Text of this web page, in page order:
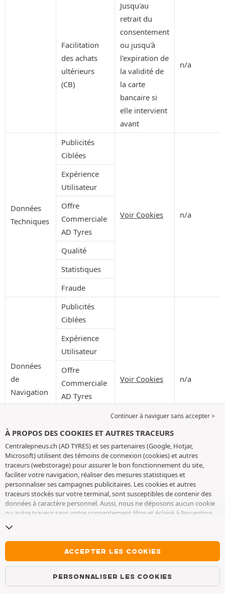
Facilitation
des achats
ultérieurs
(CB)
Jusqu'au
retrait du
consentement
ou jusqu'à
l'expiration de
la validité de
la carte
bancaire si
elle intervient
avant
n/a
Données
Techniques
Publicités
Ciblées
Voir Cookies n/a
Expérience
Utilisateur
Offre
Commerciale
AD Tyres
Qualité
Statistiques
Fraude
Données
de
Navigation
Publicités
Ciblées
Voir Cookies n/a
Expérience
Utilisateur
Offre
Commerciale
AD Tyres
Statistiques
Fraude
*n/asignifie non-applicable.
(1)La conservation en base active consiste en la conservation
de la Donnée concernée dans la base utilisée pour la finalité
Donnée dans des conditions d'accès restreint (i) soit dans une
base d'archive spécifique distincte de la base active, avec des
accès restreints aux seules personnes ayant un intérêt à en
connaître en raison de leur fonction, (ii) soit dans la base
Continuer à naviguer sans accepter >
À PROPOS DES COOKIES ET AUTRES TRACEURS
Centralepneus.ch (AD TYRES) et ses partenaires (Google, Hotjar,
Microsoft) utilisent des témoins de connexion (cookies) et autres
traceurs (webstorage) pour assurer le bon fonctionnement du site,
faciliter votre navigation, réaliser des mesures statistiques et
personnaliser ses campagnes publicitaires. Les cookies et autres
traceurs stockés sur votre terminal, sont susceptibles de contenir des
données à caractère personnel. Aussi, nous ne déposons aucun cookie
ou autre traceur sans votre consentement libre et éclairé à l’exception
conservons votre choix pendant 6 mois. Vous pouvez retirer votre
consentement à tout moment en vous rendant sur lapage cookies et
. Vous pouvez choisir de continuer à naviguer sans
accepter le dépôt de cookies ou autres traceurs. Le refus ne fait pas
obstacle à l’accès aux services AD TYRES. Pour plus d’informations, nous
vous invitons à consulterla page cookies et autres traceurs
ACCEPTER LES COOKIES
PERSONNALISER LES COOKIES